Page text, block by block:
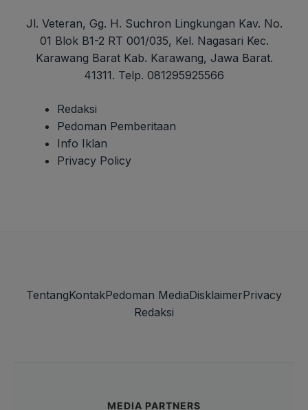
Jl. Veteran, Gg. H. Suchron Lingkungan Kav. No.
01 Blok B1-2 RT 001/035, Kel. Nagasari Kec.
Karawang Barat Kab. Karawang, Jawa Barat.
41311. Telp. 081295925566
Redaksi
Pedoman Pemberitaan
Info Iklan
Privacy Policy
TentangKontakPedoman MediaDisklaimerPrivacy
Redaksi
MEDIA PARTNERS